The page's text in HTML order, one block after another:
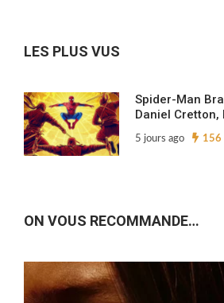
LES PLUS VUS
Spider-Man
Daniel Cretton,
5 jours ago 156
ON VOUS RECOMMANDE…